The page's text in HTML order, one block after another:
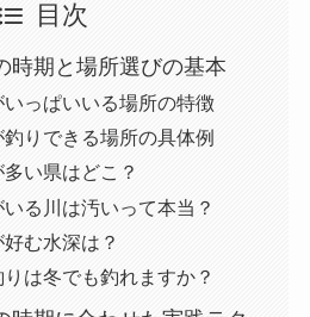
目次
時期と場所選びの基本
っぱいいる場所の特徴
りできる場所の具体例
い県はどこ？
る川は汚いって本当？
む水深は？
は冬でも釣れますか？